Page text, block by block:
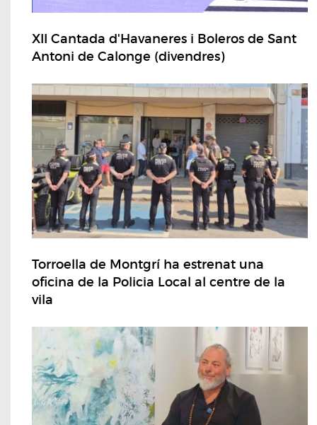
XII Cantada d'Havaneres i Boleros de Sant
Antoni de Calonge (divendres)
Torroella de Montgrí ha estrenat una
oficina de la Policia Local al centre de la
vila